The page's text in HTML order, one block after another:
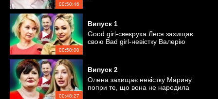
00:50:46
00:50:00
Випуск 1
Good girl-свекруха Леся захищає
свою Bad girl-невістку Валерію
00:48:27
Випуск 2
Олена захищає невістку Марину
попри те, що вона не народила